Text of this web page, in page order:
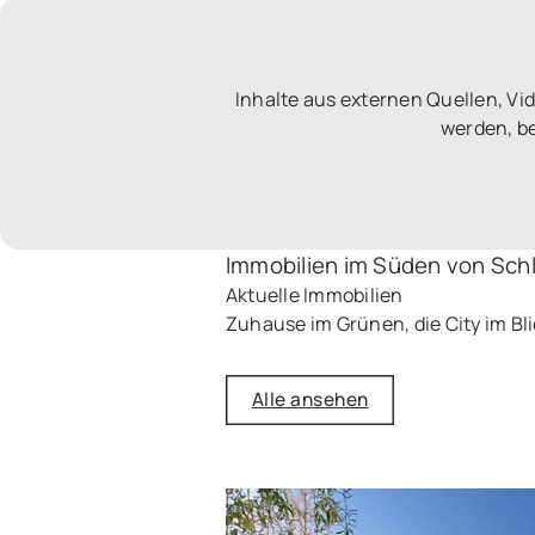
Inhalte aus externen Quellen,
werden,
Immobilien im Süden von
Aktuelle Immobilien
Zuhause im Grünen, die City im
Alle ansehen